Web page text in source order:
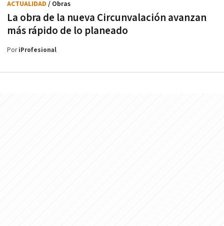
La obra de la nueva Circunvalación avanzan
más rápido de lo planeado
ACTUALIDAD / Obras
PoriProfesional